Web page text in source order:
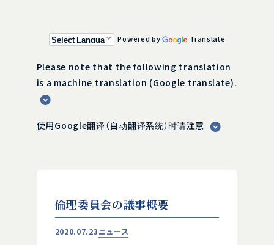
Powered by Translate
Please note that the following translation
is a machine translation (Google translate).
使用Google翻译（自动翻译系统）时请注意
倫理委員会の議事概要
2020.07.23ニュース